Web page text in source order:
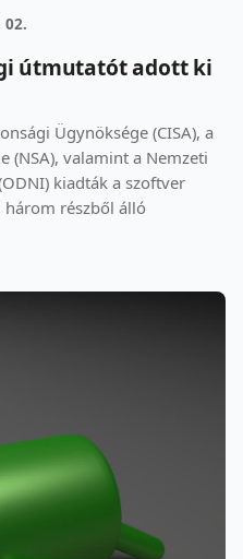
02.
útmutatót adott ki
Ügynöksége (CISA), a
(NSA), valamint a Nemzeti
kiadták a szoftver
három részből álló